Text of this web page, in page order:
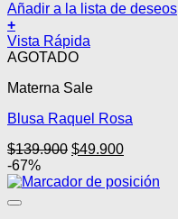
Añadir a la lista de deseos
+
Vista Rápida
AGOTADO
Materna Sale
Blusa Raquel Rosa
$139.900 El
original
$49.900El
actual
-67%